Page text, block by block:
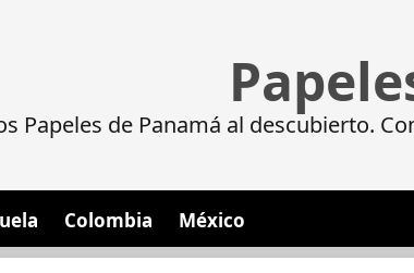
Papeles de Panamá al descubierto.
Colombia México